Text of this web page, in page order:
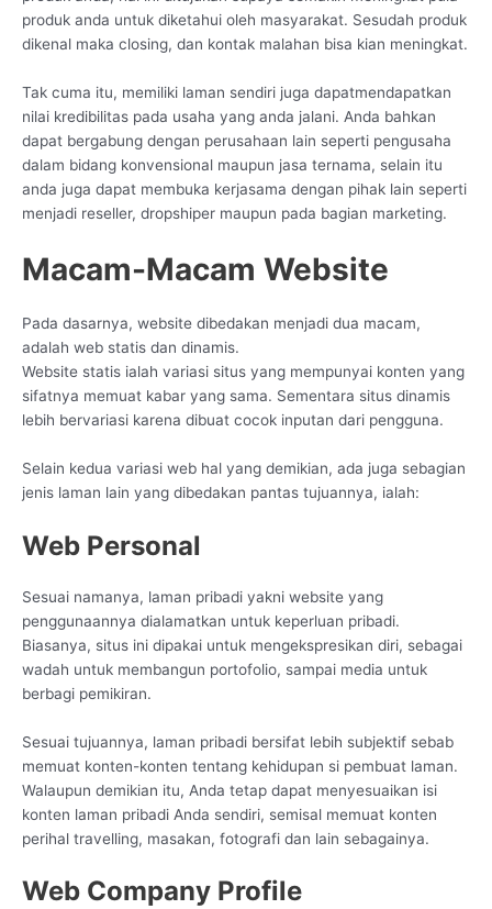
produk anda untuk diketahui oleh masyarakat. Sesudah produk
dikenal maka closing, dan kontak malahan bisa kian meningkat.
Tak cuma itu, memiliki laman sendiri juga dapatmendapatkan
nilai kredibilitas pada usaha yang anda jalani. Anda bahkan
dapat bergabung dengan perusahaan lain seperti pengusaha
dalam bidang konvensional maupun jasa ternama, selain itu
anda juga dapat membuka kerjasama dengan pihak lain seperti
menjadi reseller, dropshiper maupun pada bagian marketing.
Macam-Macam Website
Pada dasarnya, website dibedakan menjadi dua macam,
adalah web statis dan dinamis.
Website statis ialah variasi situs yang mempunyai konten yang
sifatnya memuat kabar yang sama. Sementara situs dinamis
lebih bervariasi karena dibuat cocok inputan dari pengguna.
Selain kedua variasi web hal yang demikian, ada juga sebagian
jenis laman lain yang dibedakan pantas tujuannya, ialah:
Web Personal
Sesuai namanya, laman pribadi yakni website yang
penggunaannya dialamatkan untuk keperluan pribadi.
Biasanya, situs ini dipakai untuk mengekspresikan diri, sebagai
wadah untuk membangun portofolio, sampai media untuk
berbagi pemikiran.
Sesuai tujuannya, laman pribadi bersifat lebih subjektif sebab
memuat konten-konten tentang kehidupan si pembuat laman.
Walaupun demikian itu, Anda tetap dapat menyesuaikan isi
konten laman pribadi Anda sendiri, semisal memuat konten
perihal travelling, masakan, fotografi dan lain sebagainya.
Web Company Profile